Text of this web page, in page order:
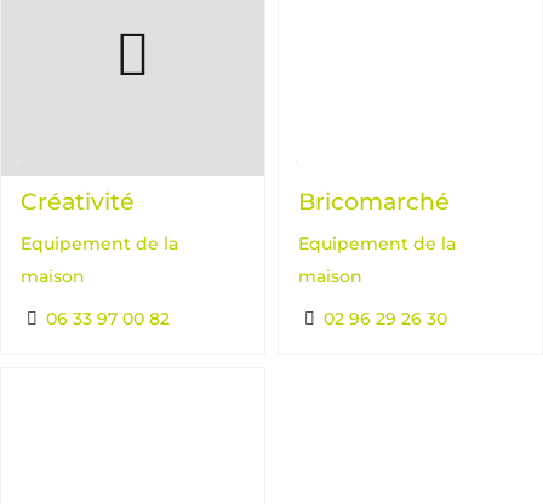
Créativité
Equipement de la
maison
06 33 97 00 82
Bricomarché
Equipement de la
maison
02 96 29 26 30